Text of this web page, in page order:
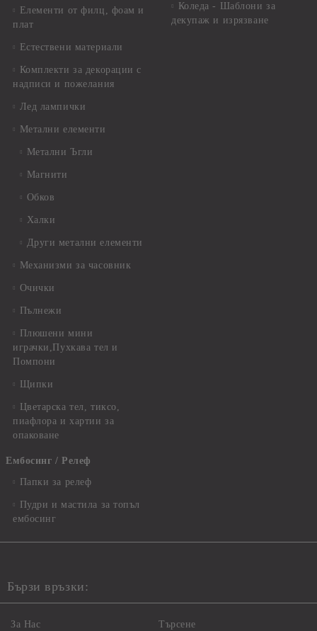
Елементи от филц, фоам и
плат
Естествени материали
Комплекти за декорации с
надписи и пожелания
Лед лампички
Метални елементи
Метални Ъгли
Магнити
Обков
Халки
Други метални елементи
Механизми за часовник
Очички
Пълнежи
Плюшени мини
играчки,Пухкава тел и
Помпони
Щипки
Цветарска тел, тиксо,
пиафлора и хартии за
опаковане
Ембосинг / Релеф
Папки за релеф
Пудри и мастила за топъл
ембосинг
Коледа - Шаблони за
декупаж и изрязване
Бързи връзки:
За Нас Търсене